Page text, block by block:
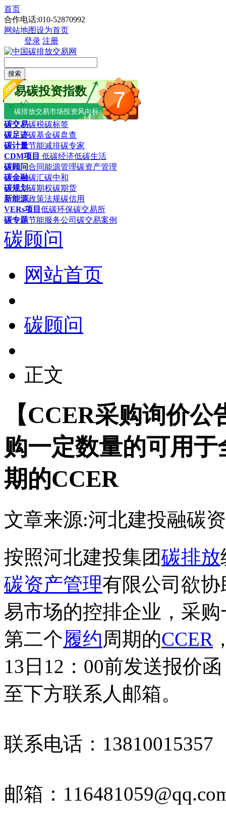
首页
合作电话:010-52870992
网站地图设为首页
登录 注册
搜索
7
易碳投资指数
碳排放交易市场投资风向标
碳交易碳税碳标签
碳足迹碳基金碳盘查
碳计量节能减排碳专家
CDM项目 低碳经济低碳生活
碳顾问合同能源管理碳资产管理
碳金融碳汇碳中和
碳规划碳期权碳期货
新能源政策法规碳信用
VERs项目 低碳环保碳交易所
碳专题节能服务公司 碳交易案例
碳顾问
网站首页
碳顾问
正文
【CCER采购询价
购一定数量的可用
期的CCER
文章来源:河北建投融碳
按照河北建投集团碳排放
碳资产管理有限公司欲
易市场的控排企业，采
第二个履约周期的CCER
13日12：00前发送报价
至下方联系人邮箱。
联系电话：
邮箱：